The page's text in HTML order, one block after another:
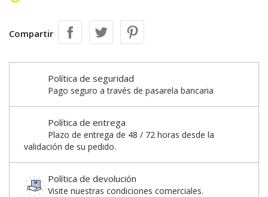
Compartir
Política de seguridad
Pago seguro a través de pasarela bancaria
Política de entrega
Plazo de entrega de 48 / 72 horas desde la
validación de su pedido.
Política de devolución
Visite nuestras condiciones comerciales.